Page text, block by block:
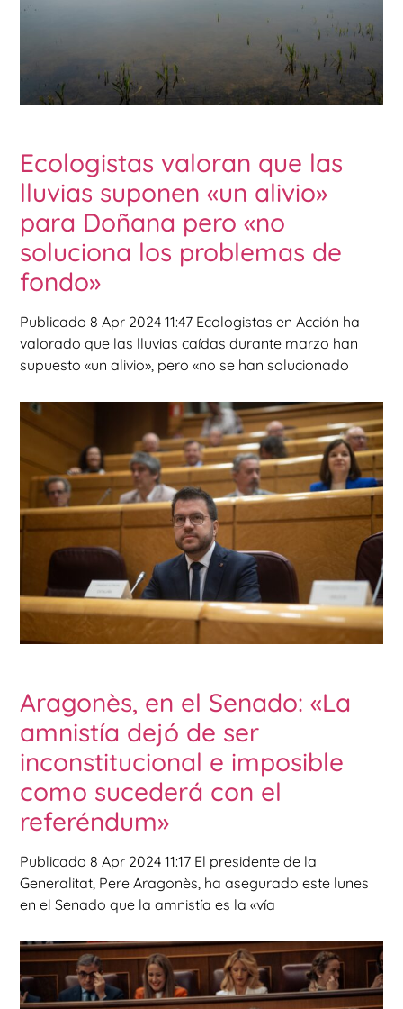
Ecologistas valoran que las
lluvias suponen «un alivio»
para Doñana pero «no
soluciona los problemas de
fondo»
Publicado 8 Apr 2024 11:47 Ecologistas en Acción ha
valorado que las lluvias caídas durante marzo han
supuesto «un alivio», pero «no se han solucionado
Aragonès, en el Senado: «La
amnistía dejó de ser
inconstitucional e imposible
como sucederá con el
referéndum»
Publicado 8 Apr 2024 11:17 El presidente de la
Generalitat, Pere Aragonès, ha asegurado este lunes
en el Senado que la amnistía es la «vía